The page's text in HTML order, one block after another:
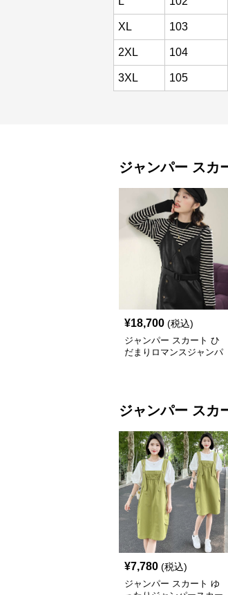
XL 103
2XL 104
3XL 105
ジャンパー スカ
¥18,700 (税込)
ジャンパー スカート ひ
だまりロマンスジャンパ
ジャンパー スカ
¥7,780 (税込)
ジャンパー スカート ゆ